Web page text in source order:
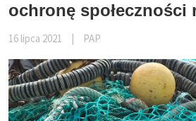
ochronę społeczności
16 lipca 2021 PAP